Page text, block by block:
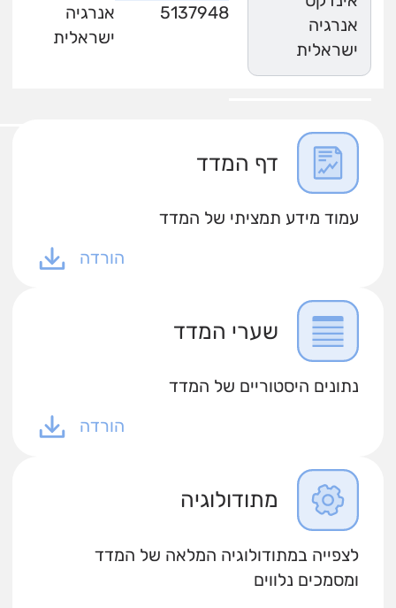
אנרגיה
ישראלית
5137948
אנרגיה
ישראלית
דף המדד
עמוד מידע תמציתי של המדד
הורדה
שערי המדד
נתונים היסטוריים של המדד
הורדה
מתודולוגיה
לצפייה במתודולוגיה המלאה של המדד
ומסמכים נלווים